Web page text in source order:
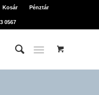
Kosár Pénztár
0567